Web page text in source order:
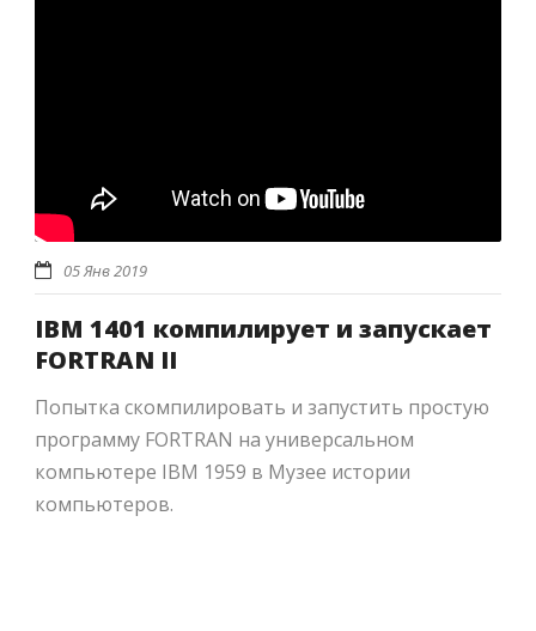
05 Янв 2019
IBM 1401 компилирует и запускает
FORTRAN II
Попытка скомпилировать и запустить простую
программу FORTRAN на универсальном
компьютере IBM 1959 в Музее истории
компьютеров.